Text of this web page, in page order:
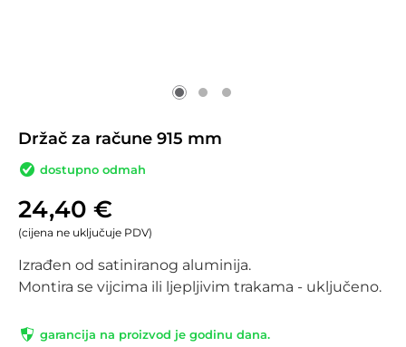
Držač za račune 915 mm
dostupno odmah
24,40 €
(cijena ne uključuje PDV)
Izrađen od satiniranog aluminija.
Montira se vijcima ili ljepljivim trakama - uključeno.
garancija na proizvod je godinu dana.